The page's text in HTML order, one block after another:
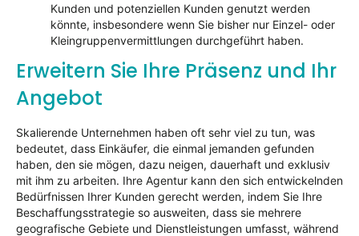
Kunden und potenziellen Kunden genutzt werden
könnte, insbesondere wenn Sie bisher nur Einzel- oder
Kleingruppenvermittlungen durchgeführt haben.
Erweitern Sie Ihre Präsenz und Ihr
Angebot
Skalierende Unternehmen haben oft sehr viel zu tun, was
bedeutet, dass Einkäufer, die einmal jemanden gefunden
haben, den sie mögen, dazu neigen, dauerhaft und exklusiv
mit ihm zu arbeiten. Ihre Agentur kann den sich entwickelnden
Bedürfnissen Ihrer Kunden gerecht werden, indem Sie Ihre
Beschaffungsstrategie so ausweiten, dass sie mehrere
geografische Gebiete und Dienstleistungen umfasst, während